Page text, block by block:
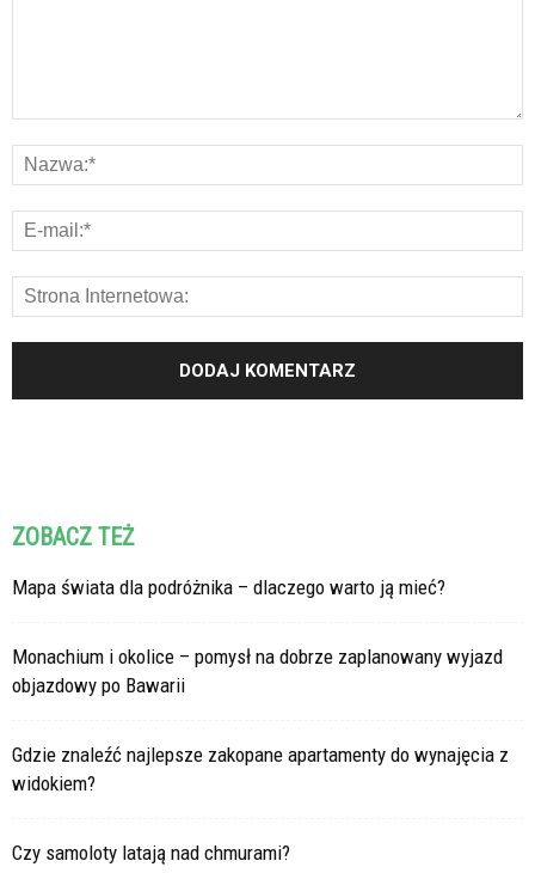
ZOBACZ TEŻ
Mapa świata dla podróżnika – dlaczego warto ją mieć?
Monachium i okolice – pomysł na dobrze zaplanowany wyjazd
objazdowy po Bawarii
Gdzie znaleźć najlepsze zakopane apartamenty do wynajęcia z
widokiem?
Czy samoloty latają nad chmurami?